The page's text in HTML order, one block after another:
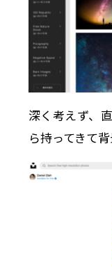
深く考えず、
ら持ってきて背